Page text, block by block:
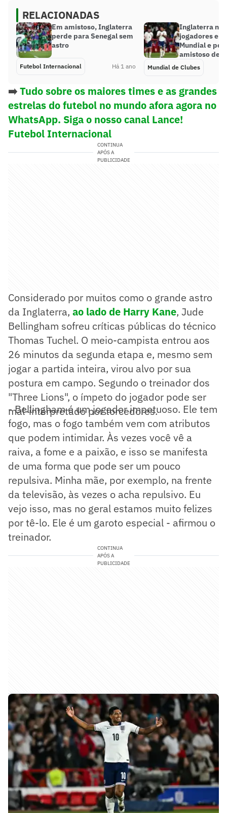
RELACIONADAS
Em amistoso, Inglaterra
perde para Senegal sem
astro
Futebol Internacional Há 1 ano
Inglaterra
jogadores
Mundial e
amistoso de
Mundial de Clubes
➡️Tudo sobre os maiores times e as grandes
estrelas do futebol no mundo afora agora no
WhatsApp. Siga o nosso canal Lance!
Futebol Internacional
CONTINUA
APÓS A
PUBLICIDADE
Considerado por muitos como o grande astro
da Inglaterra, ao lado de Harry Kane, Jude
Bellingham sofreu críticas públicas do técnico
Thomas Tuchel. O meio-campista entrou aos
26 minutos da segunda etapa e, mesmo sem
jogar a partida inteira, virou alvo por sua
postura em campo. Segundo o treinador dos
"Three Lions", o ímpeto do jogador pode ser
mal-interpretado por torcedores.
- Bellingham é um jogador impetuoso. Ele tem
fogo, mas o fogo também vem com atributos
que podem intimidar. Às vezes você vê a
raiva, a fome e a paixão, e isso se manifesta
de uma forma que pode ser um pouco
repulsiva. Minha mãe, por exemplo, na frente
da televisão, às vezes o acha repulsivo. Eu
vejo isso, mas no geral estamos muito felizes
por tê-lo. Ele é um garoto especial - afirmou o
treinador.
CONTINUA
APÓS A
PUBLICIDADE